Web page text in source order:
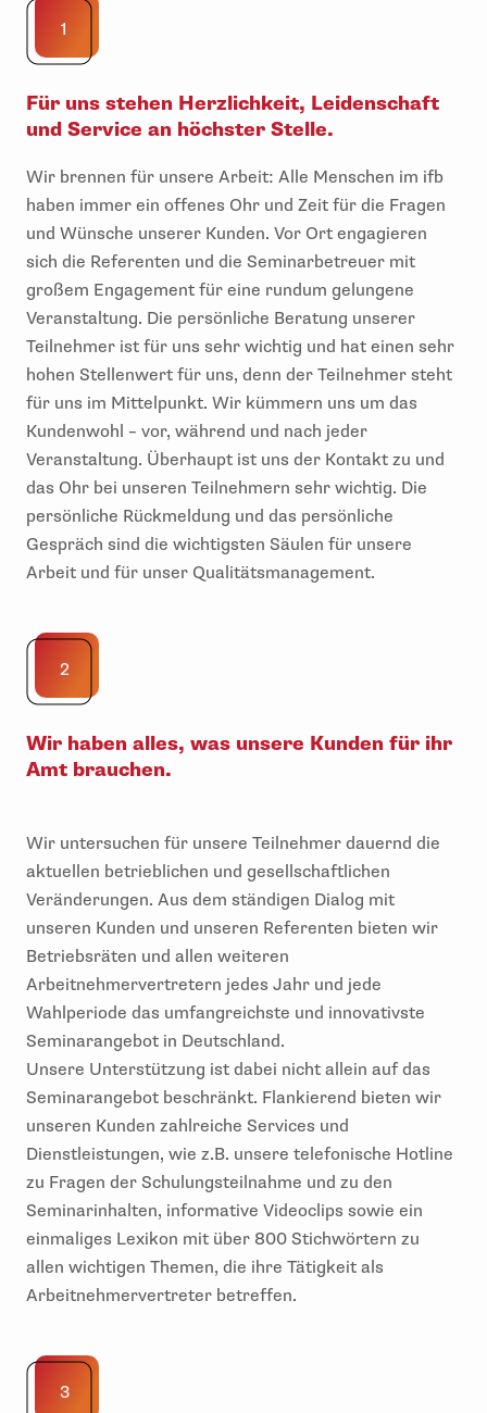
1
Für uns stehen Herzlichkeit, Leidenschaft
und Service an höchster Stelle.
Wir brennen für unsere Arbeit: Alle Menschen im ifb
haben immer ein offenes Ohr und Zeit für die Fragen
und Wünsche unserer Kunden. Vor Ort engagieren
sich die Referenten und die Seminarbetreuer mit
großem Engagement für eine rundum gelungene
Veranstaltung. Die persönliche Beratung unserer
Teilnehmer ist für uns sehr wichtig und hat einen sehr
hohen Stellenwert für uns, denn der Teilnehmer steht
für uns im Mittelpunkt. Wir kümmern uns um das
Kundenwohl – vor, während und nach jeder
Veranstaltung. Überhaupt ist uns der Kontakt zu und
das Ohr bei unseren Teilnehmern sehr wichtig. Die
persönliche Rückmeldung und das persönliche
Gespräch sind die wichtigsten Säulen für unsere
Arbeit und für unser Qualitätsmanagement.
2
Wir haben alles, was unsere Kunden für ihr
Amt brauchen.
Wir untersuchen für unsere Teilnehmer dauernd die
aktuellen betrieblichen und gesellschaftlichen
Veränderungen. Aus dem ständigen Dialog mit
unseren Kunden und unseren Referenten bieten wir
Betriebsräten und allen weiteren
Arbeitnehmervertretern jedes Jahr und jede
Wahlperiode das umfangreichste und innovativste
Seminarangebot in Deutschland.
Unsere Unterstützung ist dabei nicht allein auf das
Seminarangebot beschränkt. Flankierend bieten wir
unseren Kunden zahlreiche Services und
Dienstleistungen, wie z.B. unsere telefonische Hotline
zu Fragen der Schulungsteilnahme und zu den
Seminarinhalten, informative Videoclips sowie ein
einmaliges Lexikon mit über 800 Stichwörtern zu
allen wichtigen Themen, die ihre Tätigkeit als
Arbeitnehmervertreter betreffen.
3